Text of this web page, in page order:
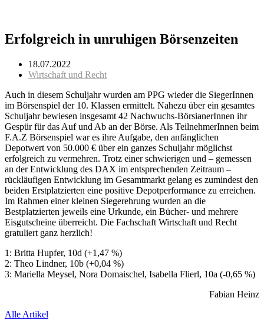
Erfolgreich in unruhigen Börsenzeiten
18.07.2022
Wirtschaft und Recht
Auch in diesem Schuljahr wurden am PPG wieder die SiegerInnen
im Börsenspiel der 10. Klassen ermittelt. Nahezu über ein gesamtes
Schuljahr bewiesen insgesamt 42 Nachwuchs-BörsianerInnen ihr
Gespür für das Auf und Ab an der Börse. Als TeilnehmerInnen beim
F.A.Z Börsenspiel war es ihre Aufgabe, den anfänglichen
Depotwert von 50.000 € über ein ganzes Schuljahr möglichst
erfolgreich zu vermehren. Trotz einer schwierigen und – gemessen
an der Entwicklung des DAX im entsprechenden Zeitraum –
rückläufigen Entwicklung im Gesamtmarkt gelang es zumindest den
beiden Erstplatzierten eine positive Depotperformance zu erreichen.
Im Rahmen einer kleinen Siegerehrung wurden an die
Bestplatzierten jeweils eine Urkunde, ein Bücher- und mehrere
Eisgutscheine überreicht. Die Fachschaft Wirtschaft und Recht
gratuliert ganz herzlich!
1: Britta Hupfer, 10d (+1,47 %)
2: Theo Lindner, 10b (+0,04 %)
3: Mariella Meysel, Nora Domaischel, Isabella Flierl, 10a (-0,65 %)
Fabian Heinz
Alle Artikel